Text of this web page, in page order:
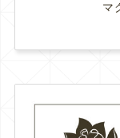
マ